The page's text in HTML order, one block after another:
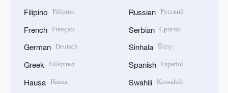
Filipino Filipino
French Français
German Deutsch
Greek Ελληνικά
Hausa Hausa
Russian Русский
Serbian Српски
Sinhala සිංහල
Spanish Español
Swahili Kiswahili